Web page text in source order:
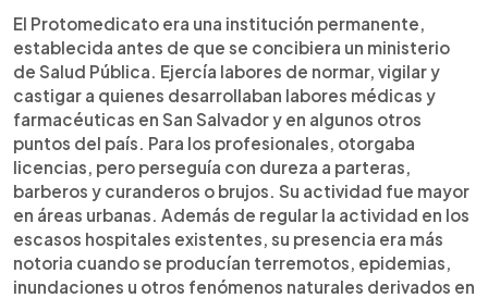
El Protomedicato era una institución permanente,
establecida antes de que se concibiera un ministerio
de Salud Pública. Ejercía labores de normar, vigilar y
castigar a quienes desarrollaban labores médicas y
farmacéuticas en San Salvador y en algunos otros
puntos del país. Para los profesionales, otorgaba
licencias, pero perseguía con dureza a parteras,
barberos y curanderos o brujos. Su actividad fue mayor
en áreas urbanas. Además de regular la actividad en los
escasos hospitales existentes, su presencia era más
notoria cuando se producían terremotos, epidemias,
inundaciones u otros fenómenos naturales derivados en